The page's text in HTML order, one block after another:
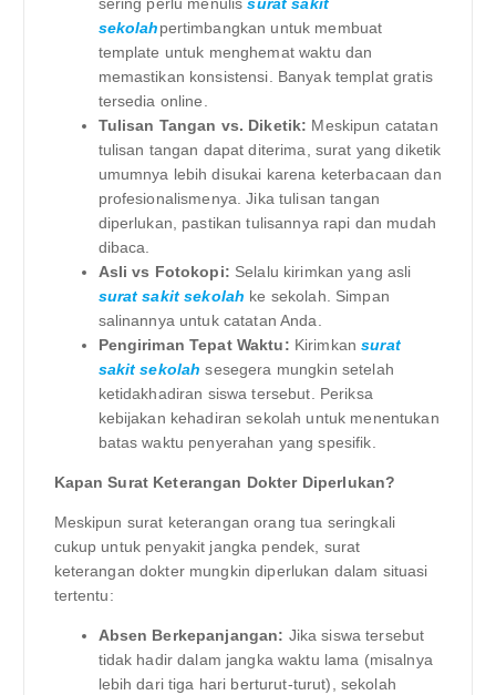
sering perlu menulissurat sakit
sekolahpertimbangkan untuk membuat
template untuk menghemat waktu dan
memastikan konsistensi. Banyak templat gratis
tersedia online.
Tulisan Tangan vs. Diketik: Meskipun catatan
tulisan tangan dapat diterima, surat yang diketik
umumnya lebih disukai karena keterbacaan dan
profesionalismenya. Jika tulisan tangan
diperlukan, pastikan tulisannya rapi dan mudah
dibaca.
Asli vs Fotokopi: Selalu kirimkan yang asli
surat sakit sekolah ke sekolah. Simpan
salinannya untuk catatan Anda.
Pengiriman Tepat Waktu: Kirimkansurat
sakit sekolah sesegera mungkin setelah
ketidakhadiran siswa tersebut. Periksa
kebijakan kehadiran sekolah untuk menentukan
batas waktu penyerahan yang spesifik.
Kapan Surat Keterangan Dokter Diperlukan?
Meskipun surat keterangan orang tua seringkali
cukup untuk penyakit jangka pendek, surat
keterangan dokter mungkin diperlukan dalam situasi
tertentu:
Absen Berkepanjangan: Jika siswa tersebut
tidak hadir dalam jangka waktu lama (misalnya
lebih dari tiga hari berturut-turut), sekolah